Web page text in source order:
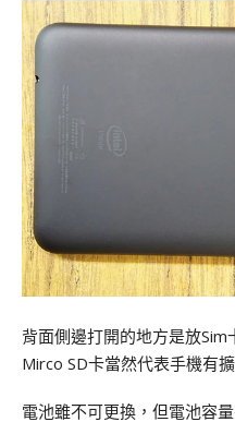
背面側邊打開的地方是放
Mirco SD卡當然代表手機有
電池雖不可更換，但電池容